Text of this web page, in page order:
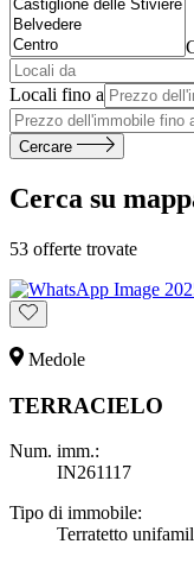
Locali fino a
Cercare
Cerca su
53 offerte trovate
Medole
TERRACIELO
Num. imm.:
IN261117
Tipo di immobile:
Terratetto